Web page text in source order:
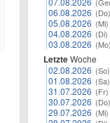
06.08.2026 (Do)
05.08.2026 (Mi)
04.08.2026 (Di)
03.08.2026 (Mo)
LetzteWoche
02.08.2026 (So)
01.08.2026 (Sa)
31.07.2026 (Fr)
30.07.2026 (Do)
29.07.2026 (Mi)